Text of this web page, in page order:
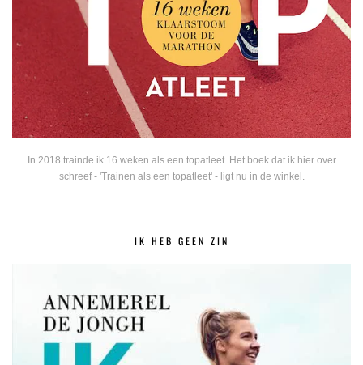
In 2018 trainde ik 16 weken als een topatleet. Het boek dat ik hier over
schreef - 'Trainen als een topatleet' - ligt nu in de winkel.
IK HEB GEEN ZIN